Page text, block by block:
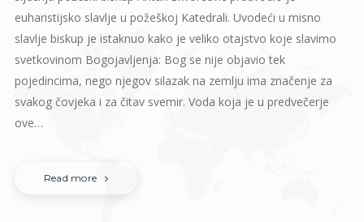
euharistijsko slavlje u požeškoj Katedrali. Uvodeći u misno
slavlje biskup je istaknuo kako je veliko otajstvo koje slavimo
svetkovinom Bogojavljenja: Bog se nije objavio tek
pojedincima, nego njegov silazak na zemlju ima značenje za
svakog čovjeka i za čitav svemir. Voda koja je u predvečerje
ove…
Read more